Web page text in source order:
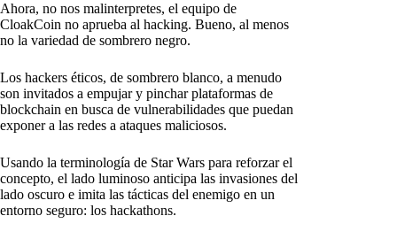
Ahora, no nos malinterpretes, el equipo de
CloakCoin no aprueba al hacking. Bueno, al menos
no la variedad de sombrero negro.
Los hackers éticos, de sombrero blanco, a menudo
son invitados a empujar y pinchar plataformas de
blockchain en busca de vulnerabilidades que puedan
exponer a las redes a ataques maliciosos.
Usando la terminología de Star Wars para reforzar el
concepto, el lado luminoso anticipa las invasiones del
lado oscuro e imita las tácticas del enemigo en un
entorno seguro: los hackathons.